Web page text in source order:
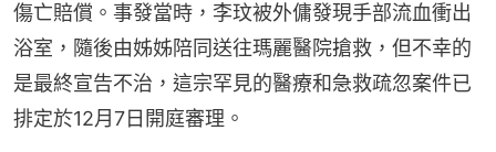
傷亡賠償。事發當時，李玟被外傭發現手部流血衝出
浴室，隨後由姊姊陪同送往瑪麗醫院搶救，但不幸的
是最終宣告不治，這宗罕見的醫療和急救疏忽案件已
排定於12月7日開庭審理。